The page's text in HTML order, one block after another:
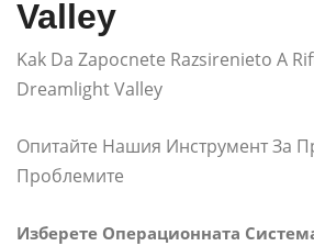
Valley
Kak Da Zapocnete Razsirenieto A
Dreamlight Valley
Опитайте Нашия Инструмент За
Проблемите
Изберете Операционната